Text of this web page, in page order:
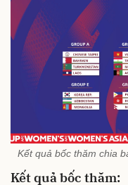
Kết quả bốc thăm chia
Kết quả bốc thăm: